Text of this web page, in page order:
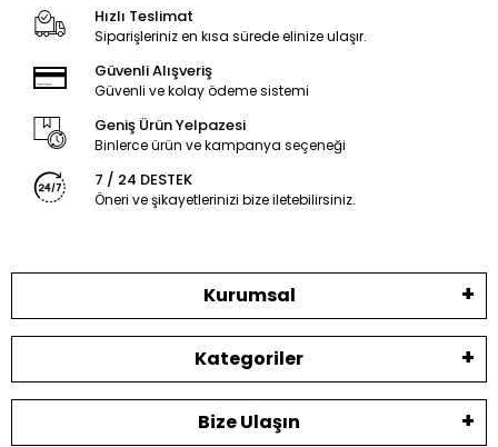
Hızlı Teslimat
Siparişleriniz en kısa sürede elinize ulaşır.
Güvenli Alışveriş
Güvenli ve kolay ödeme sistemi
Geniş Ürün Yelpazesi
Binlerce ürün ve kampanya seçeneği
7 / 24 DESTEK
Öneri ve şikayetlerinizi bize iletebilirsiniz.
Kurumsal
Kategoriler
Bize Ulaşın